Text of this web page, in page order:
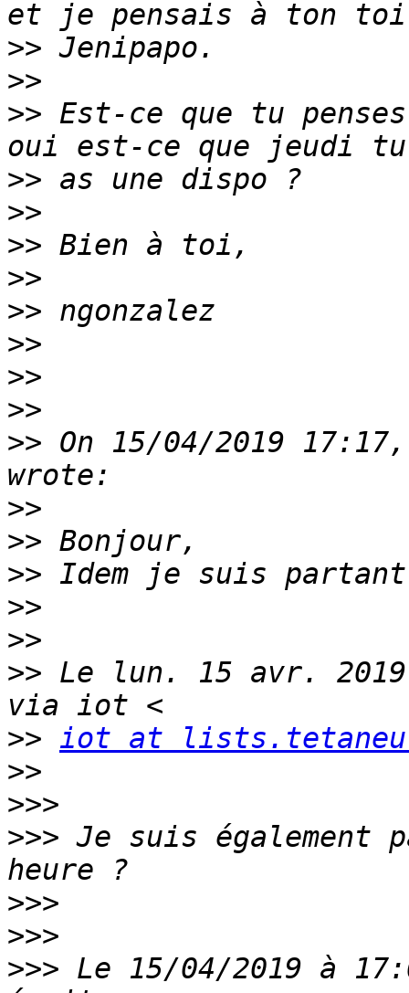
>>
>>
>> Est-ce que tu
>>
>>
>>
>>
>>
>>
>>
>>
>> On 15/04/2019
>>
>>
>>
>>
>>
>> Le lun. 15 avr.
>> iot at
>>
>>>
>>> Je suis également
>>>
>>>
>>> Le 15/04/2019 à